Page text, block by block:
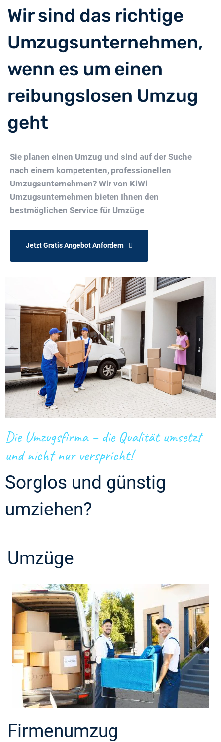
Wir sind das richtige
Umzugsunternehmen,
wenn es um einen
reibungslosen Umzug
geht
Sie planen einen Umzug und sind auf der Suche
nach einem kompetenten, professionellen
Umzugsunternehmen? Wir von KiWi
Umzugsunternehmen bieten Ihnen den
bestmöglichen Service für Umzüge
Jetzt Gratis Angebot Anfordern
Die Umzugsfirma – die Qualität umsetzt
und nicht nur verspricht!
Sorglos und günstig
umziehen?
Umzüge
Firmenumzug